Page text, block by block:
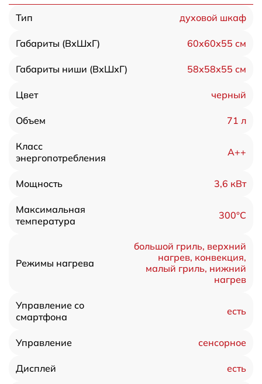
Тип духовой шкаф
Габариты (ВхШхГ) 60х60х55 см
Габариты ниши (ВхШхГ) 58х58х55 см
Цвет черный
Объем 71 л
Класс
энергопотребления
A++
Мощность 3,6 кВт
Максимальная
температура
300°C
Режимы нагрева
большой гриль, верхний
нагрев, конвекция,
малый гриль, нижний
нагрев
Управление со
смартфона
есть
Управление сенсорное
Дисплей есть